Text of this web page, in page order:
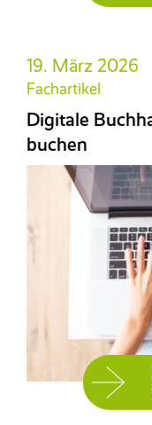
19. März 2026
Fachartikel
Digitale
buchen